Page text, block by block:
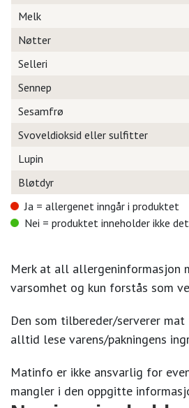
Melk
Nøtter
Selleri
Sennep
Sesamfrø
Svoveldioksid eller sulfitter
Lupin
Bløtdyr
Ja = allergenet inngår i produktet
Nei = produktet inneholder ikke
Merk at all allergeninformasjon
varsomhet og kun forstås som
Den som tilbereder/serverer
alltid lese varens/pakningens
Matinfo er ikke ansvarlig for
mangler i den oppgitte